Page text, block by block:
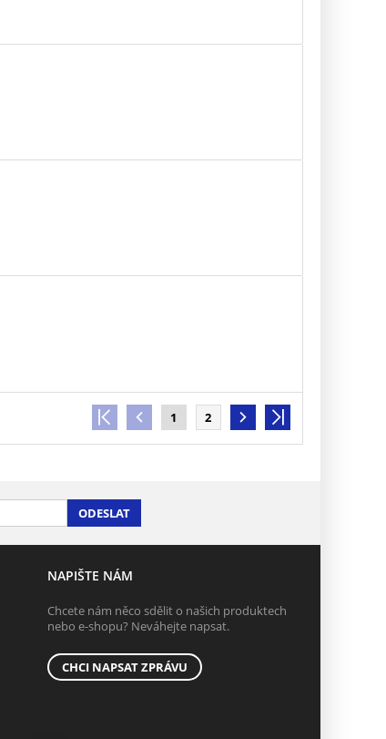
1 2
ODESLAT
NAPIŠTE NÁM
Chcete nám něco sdělit o našich produktech
nebo e-shopu? Neváhejte napsat.
CHCI NAPSAT ZPRÁVU